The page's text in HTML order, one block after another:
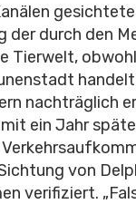
der durch den
Tierwelt,
nachträglich
ein Jahr
von
verifiziert.